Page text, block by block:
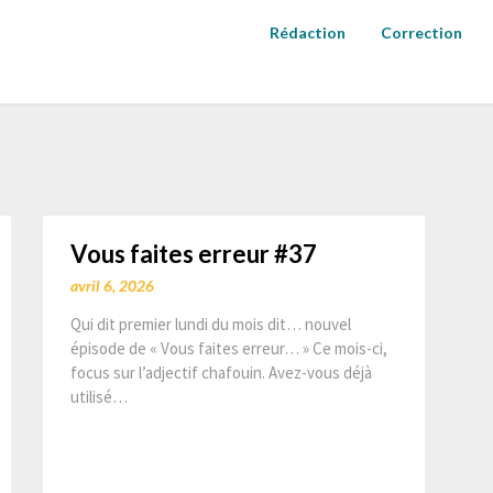
Rédaction Correction
Vous faites erreur #37
avril 6, 2026
Qui dit premier lundi du mois dit… nouvel
épisode de « Vous faites erreur… » Ce mois-ci,
focus sur l’adjectif chafouin. Avez-vous déjà
utilisé…